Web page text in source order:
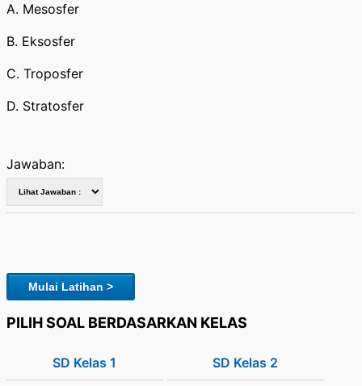
A. Mesosfer
B. Eksosfer
C. Troposfer
D. Stratosfer
Jawaban:
Mulai Latihan >
PILIH SOAL BERDASARKAN KELAS
SD Kelas 1 SD Kelas 2